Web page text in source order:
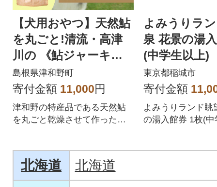
【犬用おやつ】天然鮎
を丸ごと!清流・高津
川の 《鮎ジャーキ
ー》(3尾入り・添加物
不使用)
島根県津和野町
寄付金額 11,000円
津和野の特産品である天然鮎
を丸ごと乾燥させて作ったわ
よみうりラ
泉 花景の湯
(中学生以上)
東京都稲城市
寄付金額
よみうりランド眺
の湯入館券 1枚(中
北海道 北海道